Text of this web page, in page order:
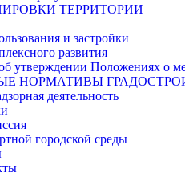
ТЕРРИТОРИИ
и застройки
развития
утверждении Положениях о
НОРМАТИВЫ
деятельность
городской среды